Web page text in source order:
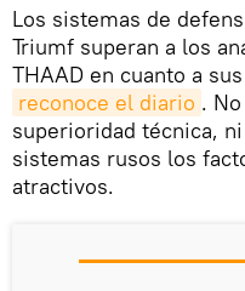
Los sistemas de
Triumf superan a los
THAAD en cuanto a
reconoce el diario .
superioridad técnica,
sistemas rusos los
atractivos.